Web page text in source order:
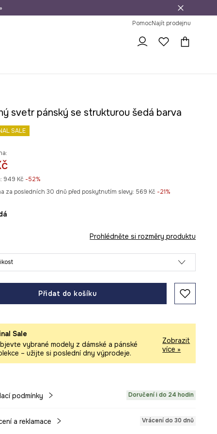
na vrácení zboží
PomocNajít prodejnu
svetr pánský se strukturou šedá barva
SALE
949 Kč -52%
za posledních 30 dnů před poskytnutím slevy: 569 Kč -21%
Prohlédněte si rozměry produktu
Přidat do košíku
Sale
vybrané modely z dámské a pánské
– užijte si poslední dny výprodeje.
Zobrazit
více »
podmínky Doručení i do 24 hodin
a reklamace Vrácení do 30 dnů